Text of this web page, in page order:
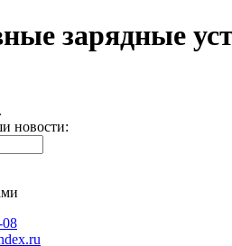
зарядные
новости:
08